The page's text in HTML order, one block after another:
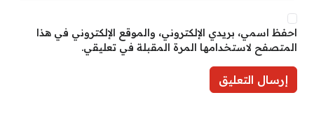
احفظ اسمي، بريدي الإلكتروني، والموقع الإلكتروني في هذا
المتصفح لاستخدامها المرة المقبلة في تعليقي.